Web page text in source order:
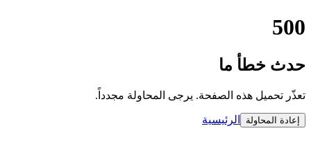
500
حدث خطأ ما
تعذّر تحميل هذه الصفحة. يرجى المحاولة مجدداً.
إعادة المحاولة الرئيسية